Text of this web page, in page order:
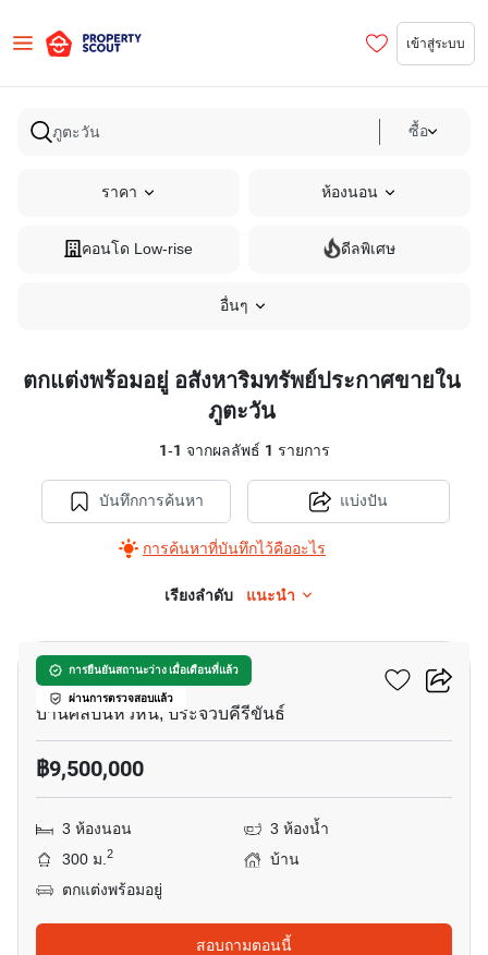
เข้าสู่ระบบ
ซื้อ
ราคา ห้องนอน
คอนโด Low-rise ดีลพิเศษ
อื่นๆ
ตกแต่งพร้อมอยู่ อสังหาริมทรัพย์ประกาศขายใน
ภูตะวัน
1-1 จากผลลัพธ์ 1 รายการ
บันทึกการค้นหา
การค้นหาที่บันทึกไว้คืออะไร
แบ่งปัน
เรียงลำดับ แนะนำ
การยืนยันสถานะว่าง เมื่อเดือนที่แล้ว
ผ่านการตรวจสอบแล้ว
ภูตะวัน
บ้านศิลปินหัวหิน, ประจวบคีรีขันธ์
฿9,500,000
3 ห้องนอน
3 ห้องน้ำ
300 ม.2
บ้าน
ตกแต่งพร้อมอยู่
สอบถามตอนนี้